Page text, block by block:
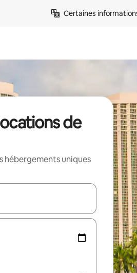
Certaines
de
hébergements uniques
utilisez les flèches vers le haut